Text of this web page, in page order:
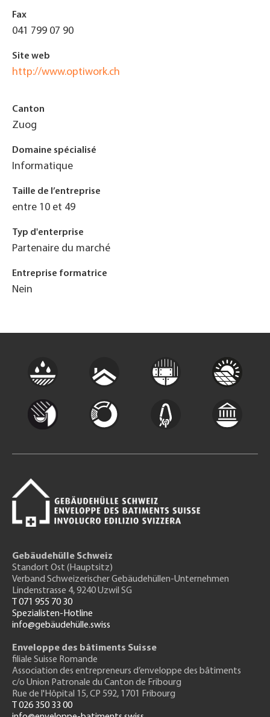
Fax
041 799 07 90
Site web
http://www.optiwork.ch
Canton
Zuog
Domaine spécialisé
Informatique
Taille de l’entreprise
entre 10 et 49
Typ d'enterprise
Partenaire du marché
Entreprise formatrice
Nein
Gebäudehülle Schweiz
Standort Ost (Hauptsitz)
Verband Schweizerischer Gebäudehüllen-Unternehmen
Lindenstrasse 4, 9240 Uzwil SG
T 071 955 70 30
Spezialisten-Hotline
info@gebäudehülle.swiss
Enveloppe des bâtiments Suisse
filiale Suisse Romande
Association des entrepreneurs d’enveloppe des bâtiments
c/o Union Patronale du Canton de Fribourg
Rue de l'Hôpital 15, CP 592, 1701 Fribourg
T 026 350 33 00